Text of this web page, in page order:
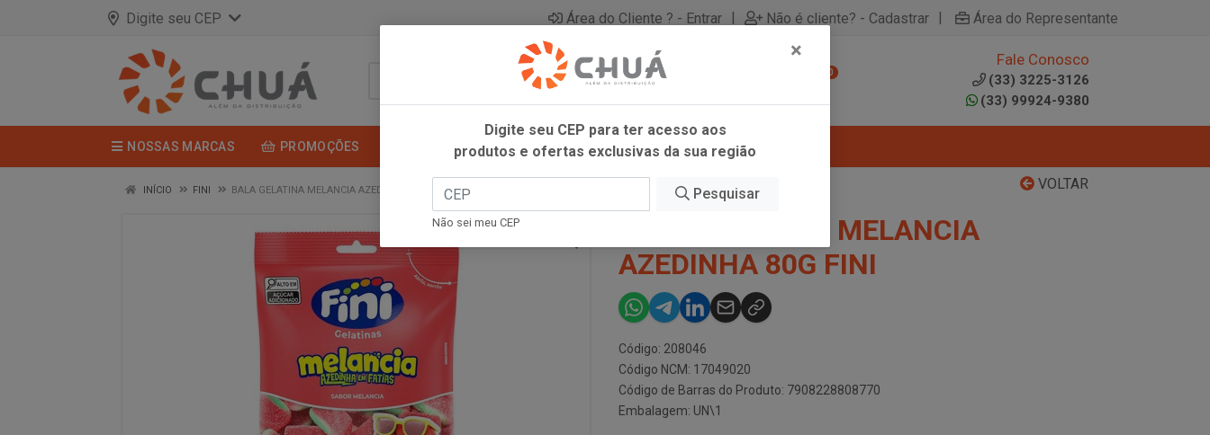
Digite seu CEP Área do Cliente ? - Entrar | Não é cliente? - Cadastrar | Área do Representante
0
Fale Conosco
(33) 3225-3126
(33) 99924-9380
NOSSAS MARCAS PROMOÇÕES
VOLTAR
INÍCIO FINI BALA GELATINA MELANCIA AZEDINHA 80G FINI
BALA GELATINA MELANCIA
AZEDINHA 80G FINI
Código: 208046
Código NCM: 17049020
Código de Barras do Produto: 7908228808770
Embalagem: UN\1
×
Digite seu CEP para ter acesso aos
produtos e ofertas exclusivas da sua região
Pesquisar
Não sei meu CEP